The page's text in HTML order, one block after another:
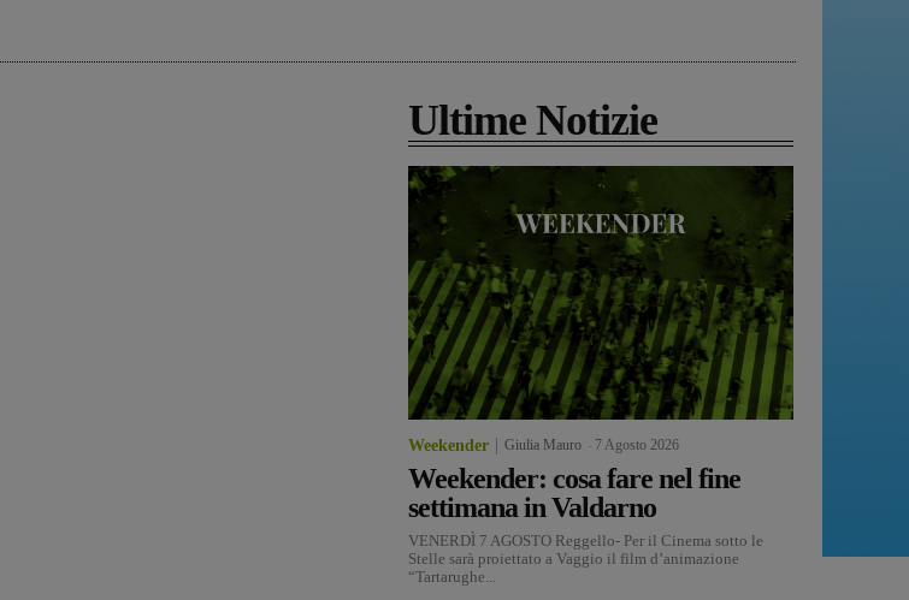
Ultime Notizie
Weekender Giulia Mauro 7 Agosto 2026
Weekender: cosa fare nel fine
settimana in Valdarno
VENERDÌ 7 AGOSTO Reggello- Per il Cinema sotto le
Stelle sarà proiettato a Vaggio il film d’animazione
“Tartarughe...